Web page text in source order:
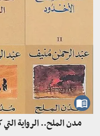
مدن الملح.. الرواية